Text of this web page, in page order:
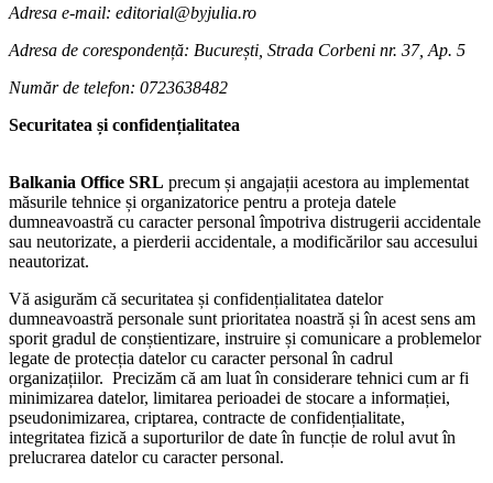
Adresa e-mail: editorial@byjulia.ro
Adresa de corespondență: București, Strada Corbeni nr. 37, Ap. 5
Număr de telefon: 0723638482
Securitatea și confidențialitatea
Balkania Office SRL precum și angajații acestora au implementat
măsurile tehnice și organizatorice pentru a proteja datele
dumneavoastră cu caracter personal împotriva distrugerii accidentale
sau neutorizate, a pierderii accidentale, a modificărilor sau accesului
neautorizat.
Vă asigurăm că securitatea și confidențialitatea datelor
dumneavoastră personale sunt prioritatea noastră și în acest sens am
sporit gradul de conștientizare, instruire și comunicare a problemelor
legate de protecția datelor cu caracter personal în cadrul
organizațiilor. Precizăm că am luat în considerare tehnici cum ar fi
minimizarea datelor, limitarea perioadei de stocare a informației,
pseudonimizarea, criptarea, contracte de confidențialitate,
integritatea fizică a suporturilor de date în funcție de rolul avut în
prelucrarea datelor cu caracter personal.